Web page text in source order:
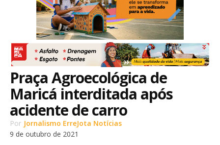
Praça Agroecológica de
Maricá interditada após
acidente de carro
Por Jornalismo ErreJota Notícias
9 de outubro de 2021